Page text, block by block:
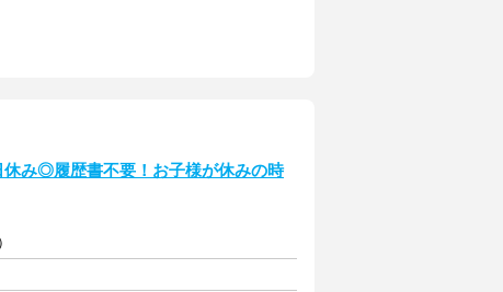
休み◎履歴書不要！お子様が休みの時